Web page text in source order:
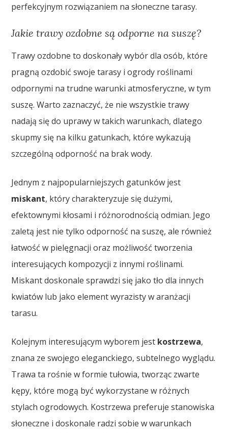
perfekcyjnym rozwiązaniem na słoneczne tarasy.
Jakie trawy ozdobne są odporne na suszę?
Trawy ozdobne to doskonały wybór dla osób, które
pragną ozdobić swoje tarasy i ogrody roślinami
odpornymi na trudne warunki atmosferyczne, w tym
suszę. Warto zaznaczyć, że nie wszystkie trawy
nadają się do uprawy w takich warunkach, dlatego
skupmy się na kilku gatunkach, które wykazują
szczególną odporność na brak wody.
Jednym z najpopularniejszych gatunków jest
miskant, który charakteryzuje się dużymi,
efektownymi kłosami i różnorodnością odmian. Jego
zaletą jest nie tylko odporność na suszę, ale również
łatwość w pielęgnacji oraz możliwość tworzenia
interesujących kompozycji z innymi roślinami.
Miskant doskonale sprawdzi się jako tło dla innych
kwiatów lub jako element wyrazisty w aranżacji
tarasu.
Kolejnym interesującym wyborem jest kostrzewa,
znana ze swojego eleganckiego, subtelnego wyglądu.
Trawa ta rośnie w formie tułowia, tworząc zwarte
kępy, które mogą być wykorzystane w różnych
stylach ogrodowych. Kostrzewa preferuje stanowiska
słoneczne i doskonale radzi sobie w warunkach